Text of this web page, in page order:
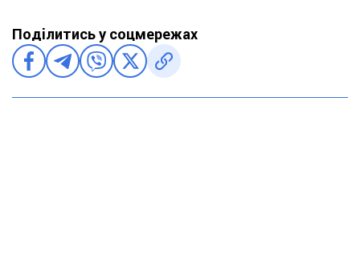
Поділитись у соцмережах